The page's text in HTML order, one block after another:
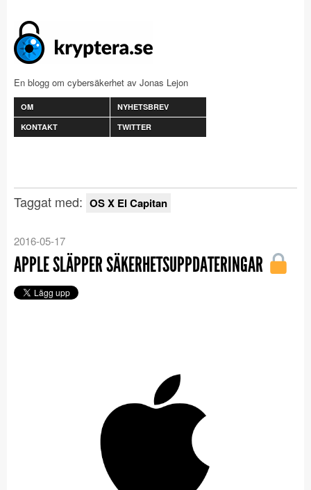
En blogg om cybersäkerhet av Jonas Lejon
OM
NYHETSBREV
KONTAKT
TWITTER
Taggat med: OS X El Capitan
2016-05-17
APPLE SLÄPPER SÄKERHETSUPPDATERINGAR